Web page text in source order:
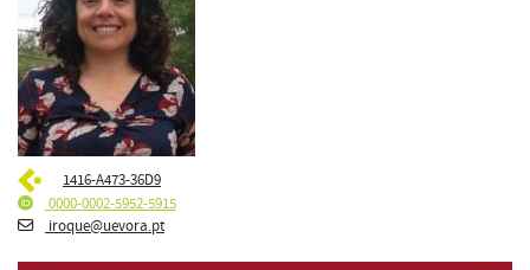
1416-A473-36D9
0000-0002-5952-5915
iroque@uevora.pt